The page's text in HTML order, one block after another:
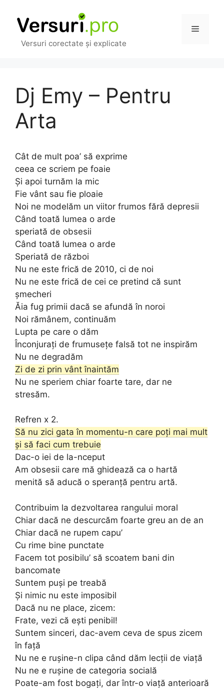
conținut
Versuri corectate și explicate
Meniu
Dj Emy – Pentru
Arta
Cât de mult poa’ să exprime
ceea ce scriem pe foaie
Și apoi turnăm la mic
Fie vânt sau fie ploaie
Noi ne modelăm un viitor frumos fără depresii
Când toată lumea o arde
speriată de obsesii
Când toată lumea o arde
Speriată de război
Nu ne este frică de 2010, ci de noi
Nu ne este frică de cei ce pretind că sunt
șmecheri
Ăia fug primii dacă se afundă în noroi
Noi rămânem, continuăm
Lupta pe care o dăm
Înconjurați de frumusețe falsă tot ne inspirăm
Nu ne degradăm
Zi de zi prin vânt înaintăm
Nu ne speriem chiar foarte tare, dar ne
stresăm.
Refren x 2.
Să nu zici gata în momentu-n care poți mai mult
și să faci cum trebuie
Dac-o iei de la-nceput
Am obsesii care mă ghidează ca o hartă
menită să aducă o speranță pentru artă.
Contribuim la dezvoltarea rangului moral
Chiar dacă ne descurcăm foarte greu an de an
Chiar dacă ne rupem capu’
Cu rime bine punctate
Facem tot posibilu’ să scoatem bani din
bancomate
Suntem puși pe treabă
Și nimic nu este imposibil
Dacă nu ne place, zicem:
Frate, vezi că ești penibil!
Suntem sinceri, dac-avem ceva de spus zicem
în față
Nu ne e rușine-n clipa când dăm lecții de viață
Nu ne e rușine de categoria socială
Poate-am fost bogați, dar într-o viață anterioară